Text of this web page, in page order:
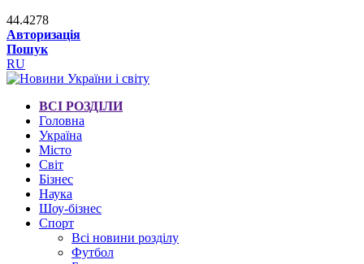
44.4278
Авторизація
Пошук
RU
ВСІ РОЗДІЛИ
Головна
Україна
Місто
Світ
Бізнес
Наука
Шоу-бізнес
Спорт
Всі новини розділу
Футбол